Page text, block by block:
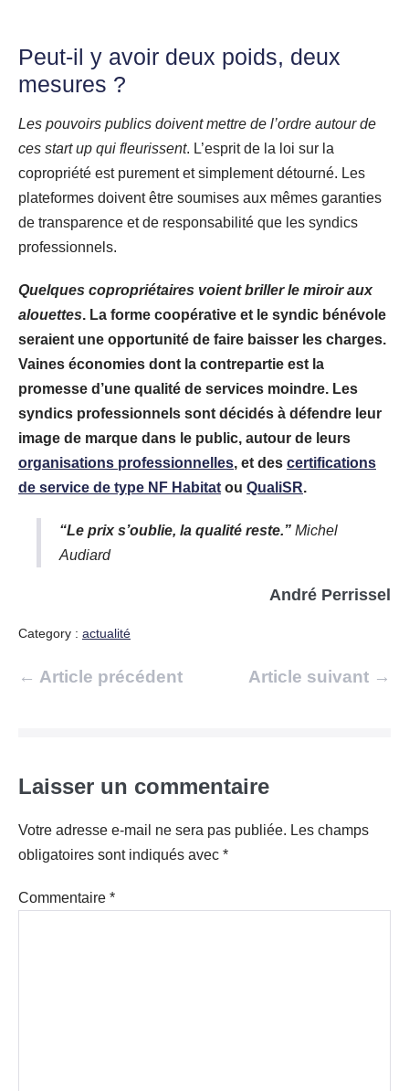
Peut-il y avoir deux poids, deux
mesures ?
Les pouvoirs publics doivent mettre de l’ordre autour de
ces start up qui fleurissent. L’esprit de la loi sur la
copropriété est purement et simplement détourné. Les
plateformes doivent être soumises aux mêmes garanties
de transparence et de responsabilité que les syndics
professionnels.
Quelques copropriétaires voient briller le miroir aux
alouettes. La forme coopérative et le syndic bénévole
seraient une opportunité de faire baisser les charges.
Vaines économies dont la contrepartie est la
promesse d’une qualité de services moindre. Les
syndics professionnels sont décidés à défendre leur
image de marque dans le public, autour de leurs
organisations professionnelles, et des certifications
de service de type NF Habitat ou QualiSR.
“Le prix s’oublie, la qualité reste.” Michel
Audiard
André Perrissel
Category : actualité
Navigation
← Article précédent Article suivant →
Laisser un commentaire
Votre adresse e-mail ne sera pas publiée. Les champs
obligatoires sont indiqués avec *
Commentaire *